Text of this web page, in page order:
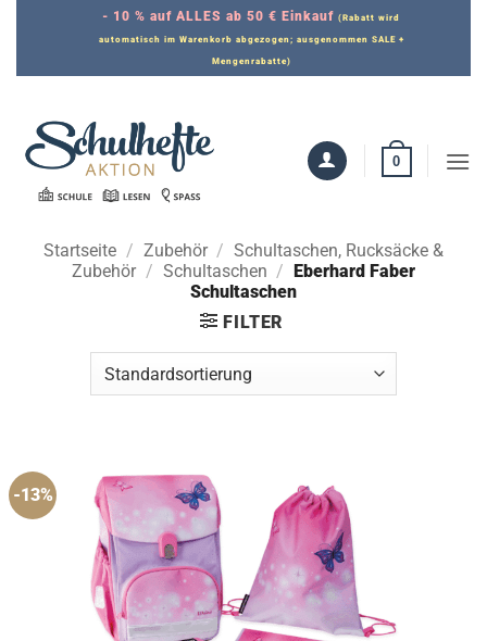
- 10 % auf ALLES ab 50 € Einkauf (Rabatt wird
automatisch im Warenkorb abgezogen; ausgenommen SALE +
Mengenrabatte)
0
Startseite / Zubehör / Schultaschen, Rucksäcke &
Zubehör / Schultaschen / Eberhard Faber
Schultaschen
FILTER
-13%